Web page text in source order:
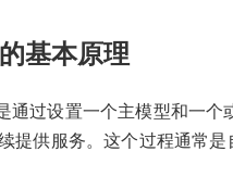
基本原理
通过设置一个主模型和一
提供服务。这个过程通常是